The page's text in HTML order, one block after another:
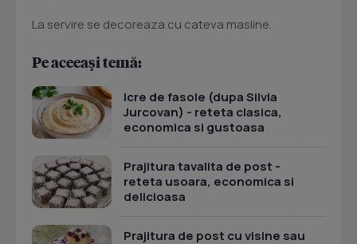
La servire se decoreaza cu cateva masline.
Pe aceeași temă:
Icre de fasole (dupa Silvia
Jurcovan) - reteta clasica,
economica si gustoasa
Prajitura tavalita de post -
reteta usoara, economica si
delicioasa
Prajitura de post cu visine sau